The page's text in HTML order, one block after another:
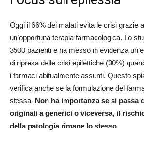
Oggi il 66% dei malati evita le crisi grazie
un’opportuna terapia farmacologica. Lo
3500 pazienti e ha messo in evidenza
di ripresa delle crisi epilettiche (30%)
i farmaci abitualmente assunti. Questo
verifica anche se la formulazione del
stessa. Non ha importanza se si passa
originali a generici o viceversa, il
della patologia rimane lo stesso.